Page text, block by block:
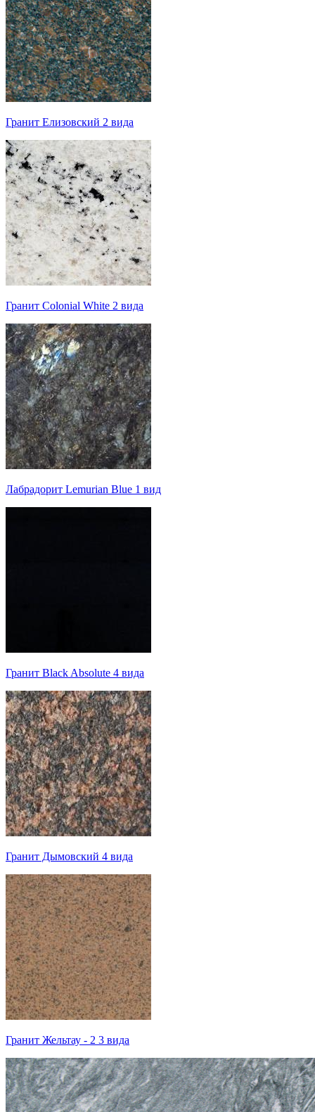
Гранит Елизовский 2 вида
Гранит Colonial White 2 вида
Лабрадорит Lemurian Blue 1 вид
Гранит Black Absolute 4 вида
Гранит Дымовский 4 вида
Гранит Жельтау - 2 3 вида